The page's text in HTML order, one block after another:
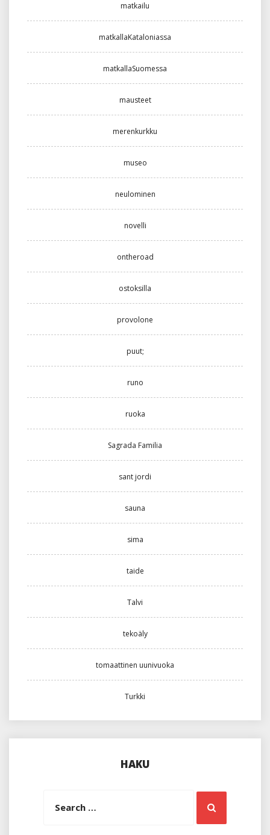
matkailu
matkallaKataloniassa
matkallaSuomessa
mausteet
merenkurkku
museo
neulominen
novelli
ontheroad
ostoksilla
provolone
puut;
runo
ruoka
Sagrada Familia
sant jordi
sauna
sima
taide
Talvi
tekoäly
tomaattinen uunivuoka
Turkki
HAKU
Search